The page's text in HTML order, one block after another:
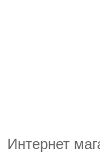
Интернет